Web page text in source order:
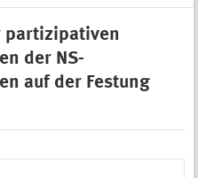
partizipativen
der NS-
auf der Festung